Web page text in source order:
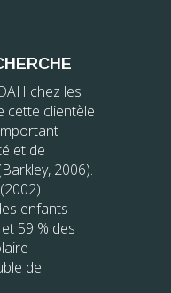
chez les
cette clientèle
et de
2006).
enfants
59 % des
de